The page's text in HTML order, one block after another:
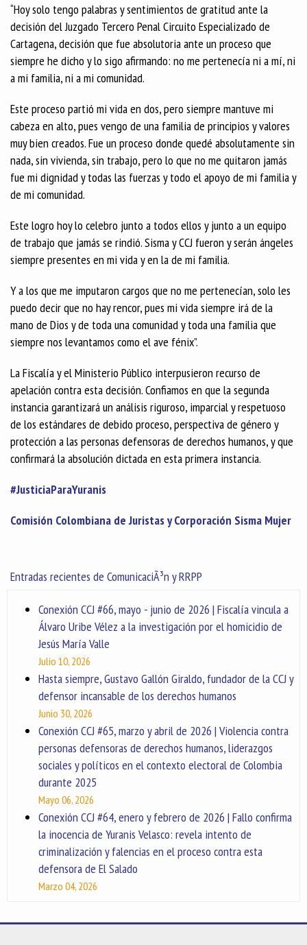
“Hoy solo tengo palabras y sentimientos de gratitud ante la
decisión del Juzgado Tercero Penal Circuito Especializado de
Cartagena, decisión que fue absolutoria ante un proceso que
siempre he dicho y lo sigo afirmando: no me pertenecía ni a mí, ni
a mi familia, ni a mi comunidad.
Este proceso partió mi vida en dos, pero siempre mantuve mi
cabeza en alto, pues vengo de una familia de principios y valores
muy bien creados. Fue un proceso donde quedé absolutamente sin
nada, sin vivienda, sin trabajo, pero lo que no me quitaron jamás
fue mi dignidad y todas las fuerzas y todo el apoyo de mi familia y
de mi comunidad.
Este logro hoy lo celebro junto a todos ellos y junto a un equipo
de trabajo que jamás se rindió. Sisma y CCJ fueron y serán ángeles
siempre presentes en mi vida y en la de mi familia.
Y a los que me imputaron cargos que no me pertenecían, solo les
puedo decir que no hay rencor, pues mi vida siempre irá de la
mano de Dios y de toda una comunidad y toda una familia que
siempre nos levantamos como el ave fénix”.
La Fiscalía y el Ministerio Público interpusieron recurso de
apelación contra esta decisión. Confiamos en que la segunda
instancia garantizará un análisis riguroso, imparcial y respetuoso
de los estándares de debido proceso, perspectiva de género y
protección a las personas defensoras de derechos humanos, y que
confirmará la absolución dictada en esta primera instancia.
#JusticiaParaYuranis
Comisión Colombiana de Juristas y Corporación Sisma Mujer
Entradas recientes de ComunicaciÃ³n y RRPP
Conexión CCJ #66, mayo - junio de 2026 | Fiscalía vincula a
Álvaro Uribe Vélez a la investigación por el homicidio de
Jesús María Valle
Julio 10, 2026
Hasta siempre, Gustavo Gallón Giraldo, fundador de la CCJ y
defensor incansable de los derechos humanos
Junio 30, 2026
Conexión CCJ #65, marzo y abril de 2026 | Violencia contra
personas defensoras de derechos humanos, liderazgos
sociales y políticos en el contexto electoral de Colombia
durante 2025
Mayo 06, 2026
Conexión CCJ #64, enero y febrero de 2026 | Fallo confirma
la inocencia de Yuranis Velasco: revela intento de
criminalización y falencias en el proceso contra esta
defensora de El Salado
Marzo 04, 2026